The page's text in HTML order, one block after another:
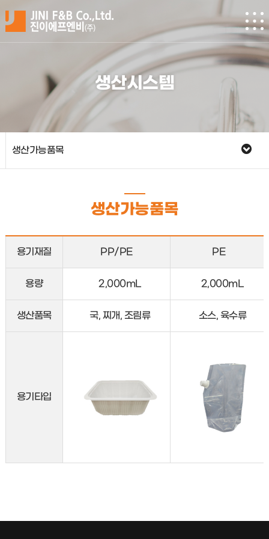
생산시스템
생산가능품목
생산가능품목
용기재질 PP/PE PE
용량 2,000mL 2,000mL
생산품목 국, 찌개, 조림류 소스, 육수류
용기타입